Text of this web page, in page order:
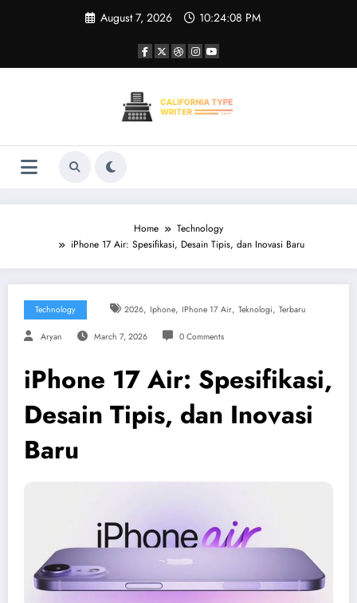
August 7, 2026 10:24:09 PM
Home
Technology
iPhone 17 Air: Spesifikasi, Desain Tipis, dan Inovasi Baru
Technology 2026, Iphone, IPhone 17 Air, Teknologi, Terbaru
Aryan March 7, 2026 0 Comments
iPhone 17 Air: Spesifikasi,
Desain Tipis, dan Inovasi
Baru